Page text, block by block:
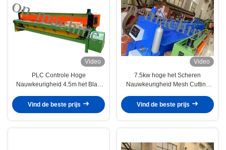
Video
PLC Controle Hoge
Nauwkeurigheid 4.5m het Blad
shearing gabion
Vind de beste prijs
Video
7.5kw hoge het Scheren
Nauwkeurigheid Mesh Cutting
Mesh Sheet
Vind de beste prijs